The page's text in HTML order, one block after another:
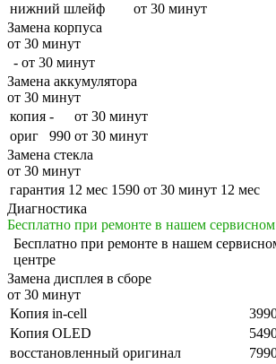
нижний шлейф
от 30 минут
Замена корпуса
от 30 минут
- от 30 минут
Замена аккумулятора
от 30 минут
копия -
от 30 минут
ориг
990 от 30 минут
Замена стекла
от 30 минут
гарантия 12 мес 1590 от 30 минут 12 мес
Диагностика
Бесплатно при ремонте в нашем
Бесплатно при ремонте в нашем
центре
Замена дисплея в сборе
от 30 минут
Копия in-cell
Копия OLED
восстановленный оригинал